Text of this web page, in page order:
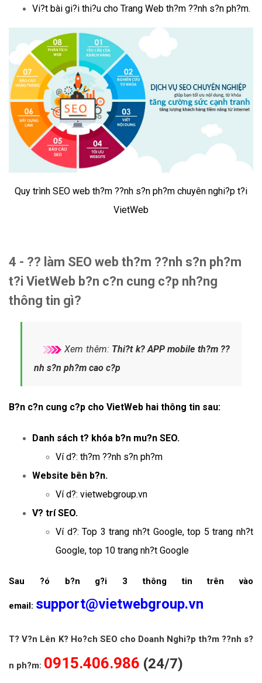
Vi?t bài gi?i thi?u cho Trang Web th?m ??nh s?n ph?m.
Quy trình SEO web th?m ??nh s?n ph?m chuyên nghi?p t?i
VietWeb
4 - ?? làm SEO web th?m ??nh s?n ph?m
t?i VietWeb b?n c?n cung c?p nh?ng
thông tin gì?
Xem thêm: Thi?t k? APP mobile th?m ??
nh s?n ph?m cao c?p
B?n c?n cung c?p cho VietWeb hai thông tin sau:
Danh sách t? khóa b?n mu?n SEO.
Ví d?: th?m ??nh s?n ph?m
Website bên b?n.
Ví d?: vietwebgroup.vn
V? trí SEO.
Ví d?: Top 3 trang nh?t Google, top 5 trang nh?t
Google, top 10 trang nh?t Google
Sau ?ó b?n g?i 3 thông tin trên vào
email: support@vietwebgroup.vn
T? V?n Lên K? Ho?ch SEO cho Doanh Nghi?p th?m ??nh s?
n ph?m: 0915.406.986 (24/7)